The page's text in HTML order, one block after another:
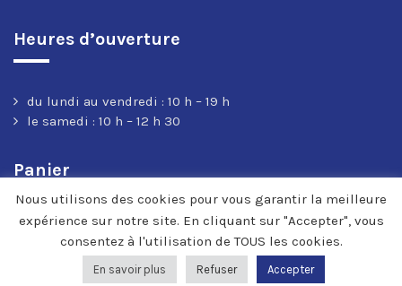
Heures d’ouverture
du lundi au vendredi : 10 h – 19 h
le samedi : 10 h – 12 h 30
Panier
© 2020-2022 Cosmos Music | développement HVRC
Nous utilisons des cookies pour vous garantir la meilleure
expérience sur notre site. En cliquant sur "Accepter", vous
consentez à l'utilisation de TOUS les cookies.
En savoir plus Refuser Accepter